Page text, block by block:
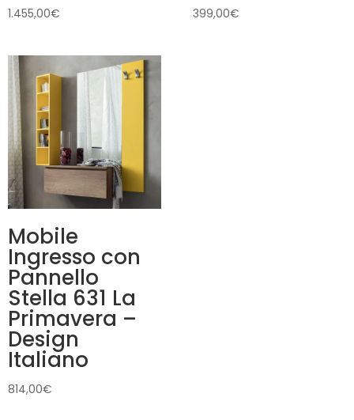
1.455,00€ 399,00€
Mobile
Ingresso con
Pannello
Stella 631 La
Primavera –
Design
Italiano
814,00€